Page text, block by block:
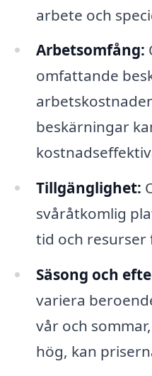
arbete och
Arbetsomfång:
omfattande
beskärningar
Tillgänglighet:
svåråtkomlig
tid och
Säsong och
variera
vår och
hög, kan